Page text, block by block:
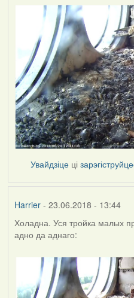
Увайдзіце ці
Harrier- 23.06.2018 - 13:44
Холадна. Уся тройка малых
адно да аднаго: